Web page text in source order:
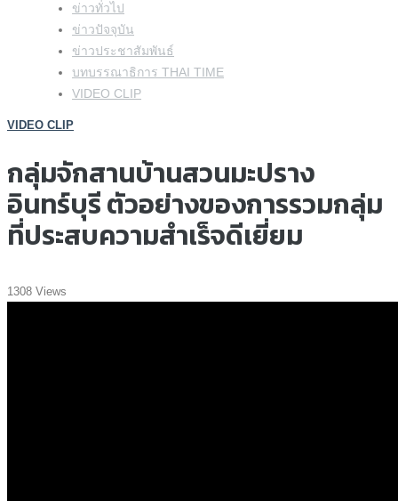
ข่าวทั่วไป
ข่าวปัจจุบัน
ข่าวประชาสัมพันธ์
บทบรรณาธิการ THAI TIME
VIDEO CLIP
VIDEO CLIP
กลุ่มจักสานบ้านสวนมะปราง
อินทร์บุรี ตัวอย่างของการรวมกลุ่ม
ที่ประสบความสำเร็จดีเยี่ยม
1308 Views